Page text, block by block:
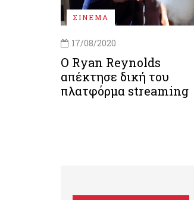
ΣΙΝΕΜΑ
17/08/2020
Ο Ryan Reynolds
απέκτησε δική του
πλατφόρμα streaming